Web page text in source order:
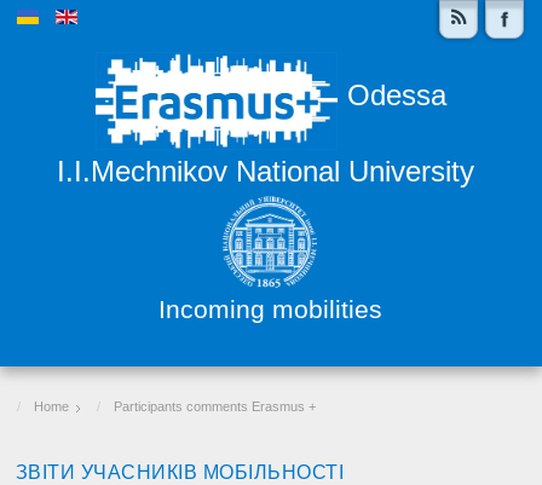
Odessa
I.I.Mechnikov National University
Incoming mobilities
Home Participants comments Erasmus +
ЗВІТИ УЧАСНИКІВ МОБІЛЬНОСТІ